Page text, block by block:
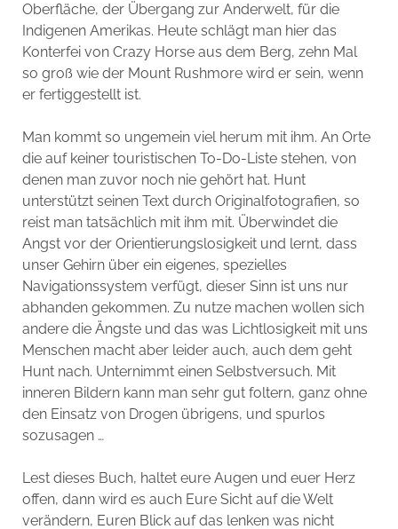
Oberfläche, der Übergang zur Anderwelt, für die
Indigenen Amerikas. Heute schlägt man hier das
Konterfei von Crazy Horse aus dem Berg, zehn Mal
so groß wie der Mount Rushmore wird er sein, wenn
er fertiggestellt ist.
Man kommt so ungemein viel herum mit ihm. An Orte
die auf keiner touristischen To-Do-Liste stehen, von
denen man zuvor noch nie gehört hat. Hunt
unterstützt seinen Text durch Originalfotografien, so
reist man tatsächlich mit ihm mit. Überwindet die
Angst vor der Orientierungslosigkeit und lernt, dass
unser Gehirn über ein eigenes, spezielles
Navigationssystem verfügt, dieser Sinn ist uns nur
abhanden gekommen. Zu nutze machen wollen sich
andere die Ängste und das was Lichtlosigkeit mit uns
Menschen macht aber leider auch, auch dem geht
Hunt nach. Unternimmt einen Selbstversuch. Mit
inneren Bildern kann man sehr gut foltern, ganz ohne
den Einsatz von Drogen übrigens, und spurlos
sozusagen …
Lest dieses Buch, haltet eure Augen und euer Herz
offen, dann wird es auch Eure Sicht auf die Welt
verändern, Euren Blick auf das lenken was nicht